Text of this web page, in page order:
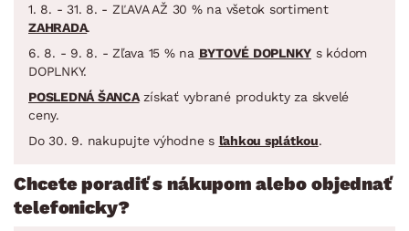
1. 8. - 31. 8. - ZĽAVA AŽ 30 % na všetok sortiment
ZAHRADA.
6. 8. - 9. 8. - Zľava 15 % na BYTOVÉ DOPLNKY s kódom
DOPLNKY.
POSLEDNÁ ŠANCAzískať vybrané produkty za skvelé
ceny.
Do 30. 9. nakupujte výhodne s ľahkou splátkou.
Chcete poradiť s nákupom alebo objednať
telefonicky?